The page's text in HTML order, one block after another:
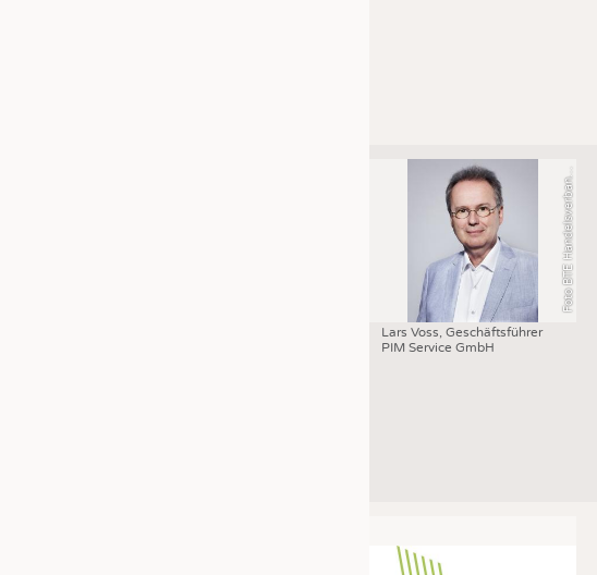
o
t
o
B
T
E
H
a
n
d
e
l
s
v
e
r
b
a
n
d
T
e
x
t
i
l
S
c
h
u
h
e
L
e
d
e
r
w
a
r
e
Lars Voss, Geschäftsführer
PIM Service GmbH